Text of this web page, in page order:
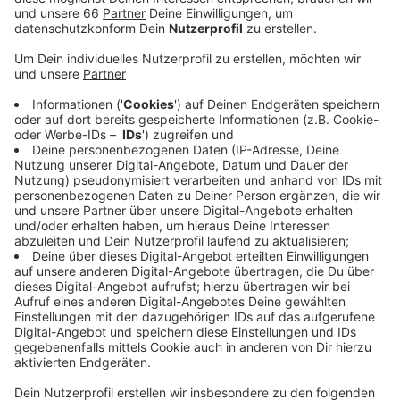
Veröffentlicht:Montag, 16.11.2020 04:50
Anzeige
Die Kirmes-Veranstalter des Schützenvereins St.
Sebastianus hatten den entsprechenden Antrag
bereits vor anderthalb Jahren gestellt. Die Kirmes auf
den Oberkasseler Rheinwiesen ist eines der größten
Volksfeste in NRW. In diesem Jahr war die Kirmes
wegen der Corona-Pandemie abgesagt worden.
Weitere Infos und Links zum Thema:
Meldung aus dem Januar 2020: "St.-Sebastianus-
Schützen wollen neuen Kirmes-Namen!"
Meldung aus dem Juli: Düsseldorfer Rheinkirmes
2021: Für die CDU ist eine Verlängerung denkbar!